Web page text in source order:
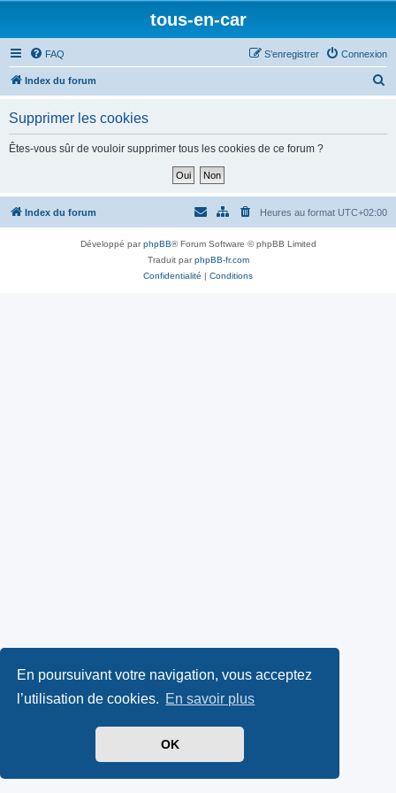
En poursuivant votre navigation, vous acceptez
l’utilisation de cookies. En savoir plus
OK
tous-en-car
FAQ Connexion
S’enregistrer
Index du forum
h
Supprimer les cookies
Êtes-vous sûr de vouloir supprimer tous les cookies de ce forum ?
Index du forum Heures au format UTC+02:00
Développé parphpBB® Forum Software © phpBB Limited
Traduit parphpBB-fr.com
Confidentialité | Conditions